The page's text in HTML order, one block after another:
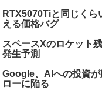
RTX5070Tiと同じく
える価格バグ
スペースXのロケット
発生予測
Google、AIへの投資
ローに陥る